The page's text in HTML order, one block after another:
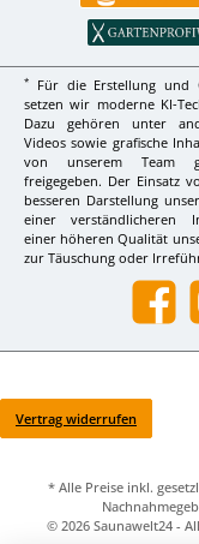
*
Für die Erstellung und
setzen wir moderne KI-
Dazu gehören unter
Videos sowie grafische
von unserem Team
freigegeben. Der Einsatz
besseren Darstellung
einer verständlicheren
einer höheren Qualität
zur Täuschung oder
Facebook
Vertrag widerrufen
* Alle Preise inkl.
© 2026 Saunawelt24 -